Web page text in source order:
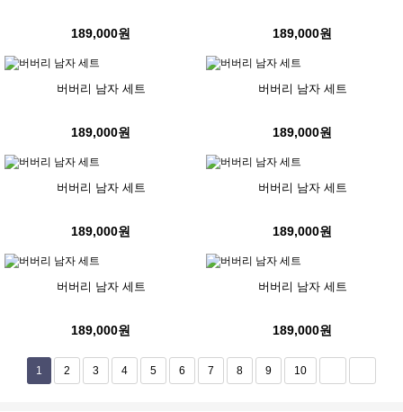
189,000원 189,000원
버버리 남자 세트
189,000원
버버리 남자 세트
189,000원
버버리 남자 세트
189,000원
버버리 남자 세트
189,000원
버버리 남자 세트
189,000원
버버리 남자 세트
189,000원
1 2 3 4 5 6 7 8 9 10